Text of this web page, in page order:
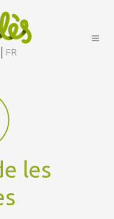
FR
les